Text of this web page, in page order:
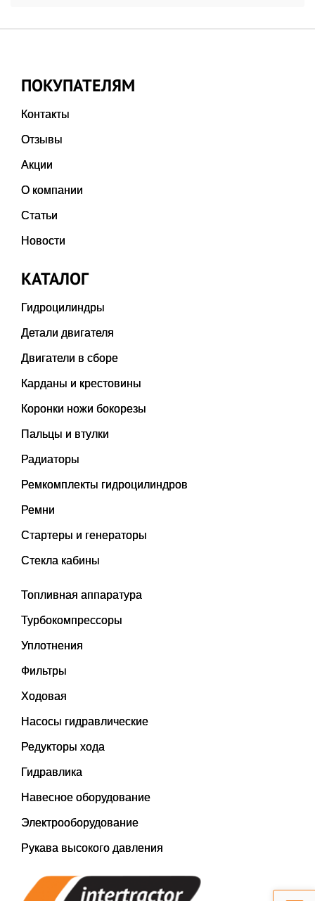
ПОКУПАТЕЛЯМ
Контакты
Отзывы
Акции
О компании
Статьи
Новости
КАТАЛОГ
Гидроцилиндры
Детали двигателя
Двигатели в сборе
Карданы и крестовины
Коронки ножи бокорезы
Пальцы и втулки
Радиаторы
Ремкомплекты гидроцилиндров
Ремни
Стартеры и генераторы
Стекла кабины
Топливная аппаратура
Турбокомпрессоры
Уплотнения
Фильтры
Ходовая
Насосы гидравлические
Редукторы хода
Гидравлика
Навесное оборудование
Электрооборудование
Рукава высокого давления